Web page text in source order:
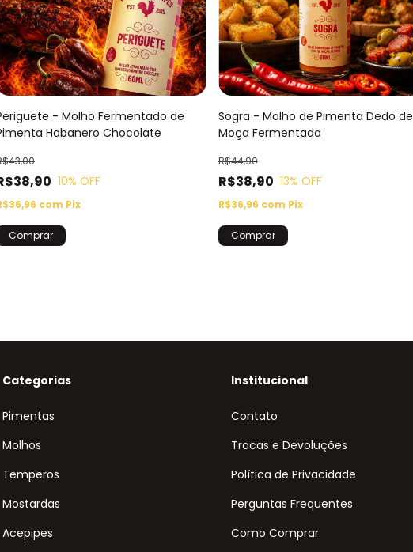
- Molho Fermentado de
Habanero Chocolate
10% OFF
com Pix
Sogra - Molho de Pimenta Dedo de
Moça Fermentada
R$38,90
R$44,90
13% OFF
R$36,96 com Pix
Categorias
Pimentas
Molhos
Temperos
Mostardas
Acepipes
Institucional
Contato
Trocas e Devoluções
Política de Privacidade
Perguntas Frequentes
Como Comprar